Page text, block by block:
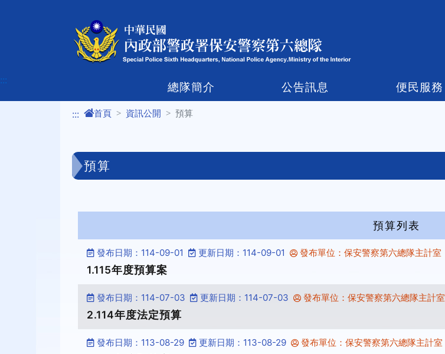
::: 總隊簡介 公告訊息 便民服務
::: 首頁 資訊公開 預算
預算
預算列表
發布日期：114-09-01 更新日期：114-09-01 發布單位：保安警察第六總隊主計室
1.115年度預算案
發布日期：114-07-03 更新日期：114-07-03 發布單位：保安警察第六總隊主計室
2.114年度法定預算
發布日期：113-08-29 更新日期：113-08-29 發布單位：保安警察第六總隊主計室